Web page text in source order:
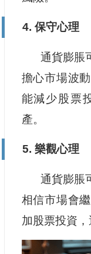
4. 保守心理
通貨膨脹
擔心市場波
能減少股票
產。
5. 樂觀心理
通貨膨脹
相信市場會
加股票投資，